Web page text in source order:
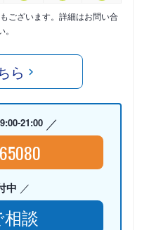
ございます。詳細はお問い合
ら
21:00
中
談